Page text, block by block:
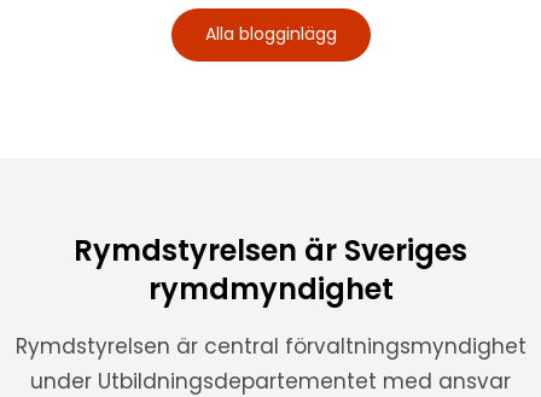
Alla blogginlägg
Rymdstyrelsen är Sveriges
rymdmyndighet
Rymdstyrelsen är central förvaltningsmyndighet
under Utbildningsdepartementet med ansvar